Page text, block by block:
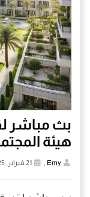
بث مباشر
هيئة
Emy
,